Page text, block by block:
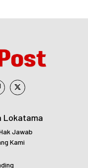
Lokatama
Jawab
Kami